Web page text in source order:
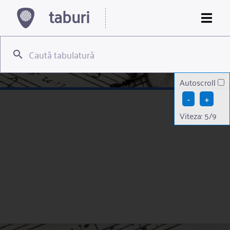
taburi
Autoscroll
- +
Viteza:5/9